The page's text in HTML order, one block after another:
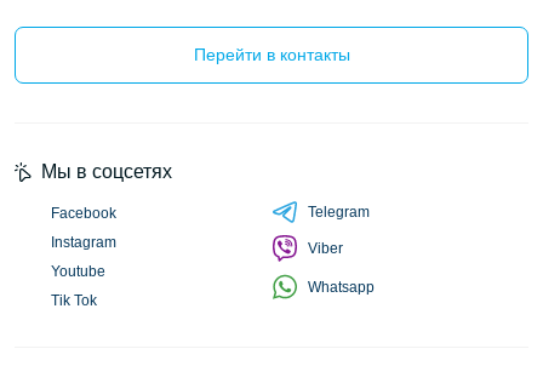
Перейти в контакты
Мы в соцсетях
Facebook
Instagram
Youtube
Tik Tok
Telegram
Viber
Whatsapp